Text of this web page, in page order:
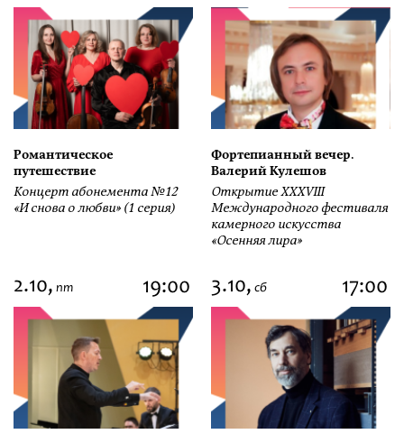
Романтическое
путешествие
Концерт абонемента №12
«И снова о любви» (1 серия)
Фортепианный вечер.
Валерий Кулешов
Открытие ХХХVIII
Международного фестиваля
камерного искусства
«Осенняя лира»
2.10, пт 19:00 3.10, сб 17:00